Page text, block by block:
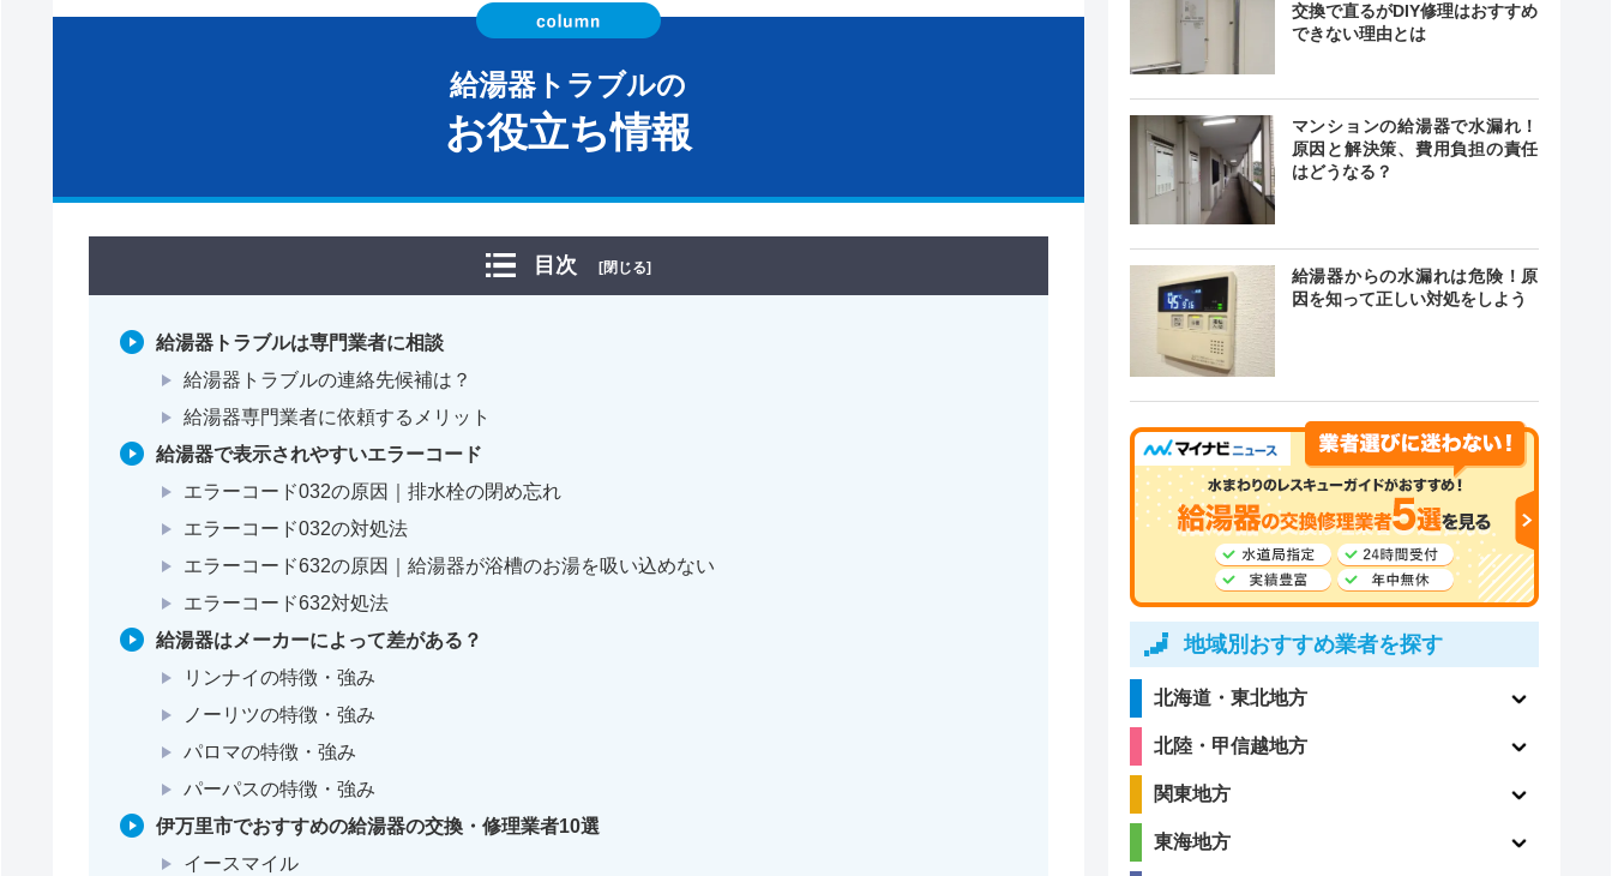
給湯器トラブルの
お役立ち情報
目次 [閉じる]
給湯器トラブルは専門業者に相談
給湯器トラブルの連絡先候補は？
給湯器専門業者に依頼するメリット
給湯器で表示されやすいエラーコード
エラーコード032の原因｜排水栓の閉め忘れ
エラーコード032の対処法
エラーコード632の原因｜給湯器が浴槽のお湯を吸い込めない
エラーコード632対処法
給湯器はメーカーによって差がある？
リンナイの特徴・強み
ノーリツの特徴・強み
パロマの特徴・強み
パーパスの特徴・強み
伊万里市でおすすめの給湯器の交換・修理業者10選
イースマイル
交換で直るがDIY修理はおすすめ
できない理由とは
マンションの給湯器で水漏れ！
原因と解決策、費用負担の責任
はどうなる？
給湯器からの水漏れは危険！原
因を知って正しい対処をしよう
地域別おすすめ業者を探す
北海道・東北地方
北陸・甲信越地方
関東地方
東海地方